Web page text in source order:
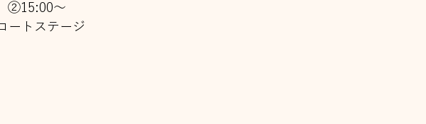
②15:00～
ートステージ